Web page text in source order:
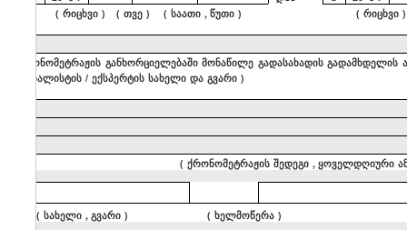
( რიცხვი ) ( თვე ) ( საათი ,წუთი )
( რიცხვი
ქრონომეტრაჟის განხორციელებაში მონაწილე გადასახადის გადამხდელის
სპეციალისტის / ექსპერტის სახელი და გვარი )
( ქრონომეტრაჟის შედეგი , ყოველდღიური
( სახელი ,გვარი ) ( ხელმოწერა )